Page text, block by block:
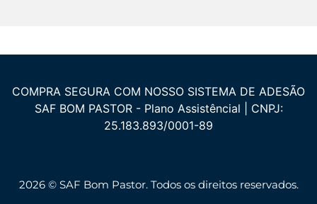
COMPRA SEGURA COM NOSSO SISTEMA DE ADESÃO
SAF BOM PASTOR - Plano Assistêncial | CNPJ:
25.183.893/0001-89
2026 © SAF Bom Pastor. Todos os direitos reservados.